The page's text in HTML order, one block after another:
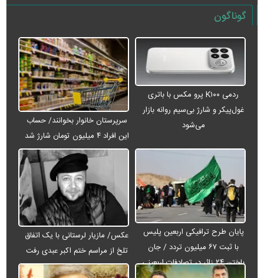
گوناگون
ردمی K۱۰۰ پرو مکس با باتری
غول‌پیکر و شارژ بی‌سیم روانه بازار
می‌شود
سرپرستان خانوار بخوانند/ حساب
این افراد ۴ میلیون تومان شارژ شد
پایان طرح ترافیکی اربعین پلیس
با ثبت ۶۷ میلیون تردد / جان
باختن ۲۴ زائر در تصادفات اربعینی
عکس/ مازیار لرستانی با یک اتفاق
تلخ از مراسم ختم اکبر عبدی رفت